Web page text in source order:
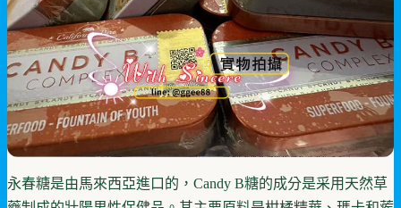
永春糖是由馬來西亞進口的，Candy B糖的成分是采用天然草